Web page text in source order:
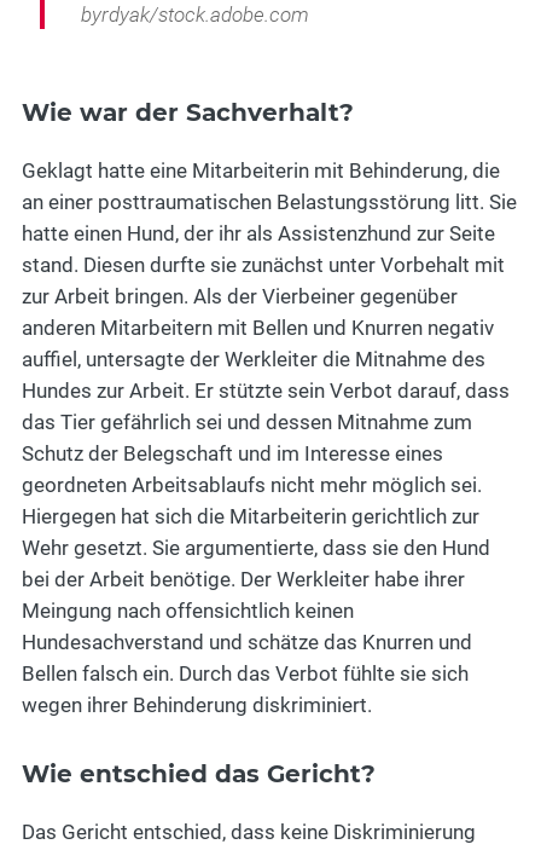
byrdyak/stock.adobe.com
Wie war der Sachverhalt?
Geklagt hatte eine Mitarbeiterin mit Behinderung, die
an einer posttraumatischen Belastungsstörung litt. Sie
hatte einen Hund, der ihr als Assistenzhund zur Seite
stand. Diesen durfte sie zunächst unter Vorbehalt mit
zur Arbeit bringen. Als der Vierbeiner gegenüber
anderen Mitarbeitern mit Bellen und Knurren negativ
auffiel, untersagte der Werkleiter die Mitnahme des
Hundes zur Arbeit. Er stützte sein Verbot darauf, dass
das Tier gefährlich sei und dessen Mitnahme zum
Schutz der Belegschaft und im Interesse eines
geordneten Arbeitsablaufs nicht mehr möglich sei.
Hiergegen hat sich die Mitarbeiterin gerichtlich zur
Wehr gesetzt. Sie argumentierte, dass sie den Hund
bei der Arbeit benötige. Der Werkleiter habe ihrer
Meingung nach offensichtlich keinen
Hundesachverstand und schätze das Knurren und
Bellen falsch ein. Durch das Verbot fühlte sie sich
wegen ihrer Behinderung diskriminiert.
Wie entschied das Gericht?
Das Gericht entschied, dass keine Diskriminierung